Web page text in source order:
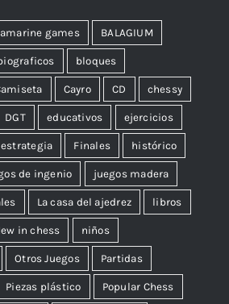
games BALAGIUM
bloques
Cayro CD chessy
DGT educativos ejercicios
estrategia Finales histórico
de ingenio juegos madera
La casa del ajedrez libros
in chess niños
Otros Juegos Partidas
Piezas plástico Popular Chess